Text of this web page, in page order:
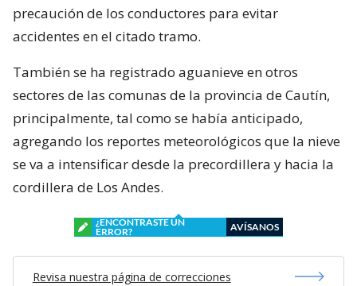
precaución de los conductores para evitar
accidentes en el citado tramo.
También se ha registrado aguanieve en otros
sectores de las comunas de la provincia de Cautín,
principalmente, tal como se había anticipado,
agregando los reportes meteorológicos que la nieve
se va a intensificar desde la precordillera y hacia la
cordillera de Los Andes.
¿ENCONTRASTE UN
ERROR?
AVÍSANOS
Revisa nuestra página de correcciones